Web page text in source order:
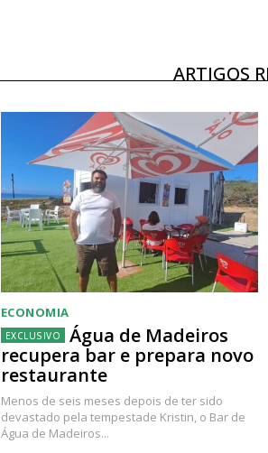
ARTIGOS
ECONOMIA
Água de Madeiros
recupera bar e prepara novo
restaurante
Menos de seis meses depois de ter sido
devastado pela tempestade Kristin, o Bar de
Água de Madeiros...